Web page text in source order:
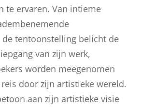
te ervaren. Van intieme
de tentoonstelling belicht de
van zijn werk,
worden meegenomen
door zijn artistieke wereld.
aan zijn artistieke visie